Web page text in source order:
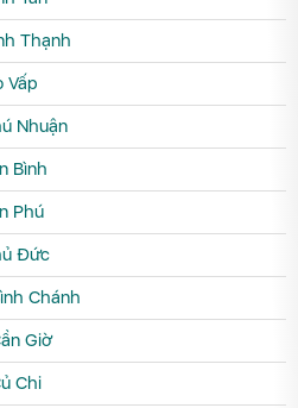
Thạnh
Vấp
Nhuận
Bình
Phú
Đức
Chánh
Giờ
Chi